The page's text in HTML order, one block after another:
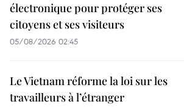
électronique pour protéger ses
citoyens et ses visiteurs
05/08/2026 02:45
Le Vietnam réforme la loi sur les
travailleurs à l’étranger